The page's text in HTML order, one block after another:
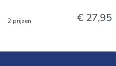
2 prijzen € 27,95